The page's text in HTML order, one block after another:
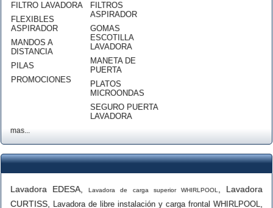
FILTRO LAVADORA
FLEXIBLES
ASPIRADOR
MANDOS A
DISTANCIA
PILAS
PROMOCIONES
FILTROS
ASPIRADOR
GOMAS
ESCOTILLA
LAVADORA
MANETA DE
PUERTA
PLATOS
MICROONDAS
SEGURO PUERTA
LAVADORA
mas...
Lavadora EDESA ,Lavadora de carga superior WHIRLPOOL
Lavadora
CURTISS
Lavadora de libre instalación y carga frontal WHIRLPOOL